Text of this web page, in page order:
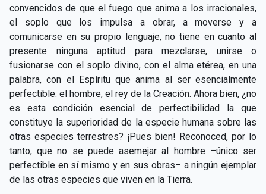
convencidos de que el fuego que anima a los irracionales,
el soplo que los impulsa a obrar, a moverse y a
comunicarse en su propio lenguaje, no tiene en cuanto al
presente ninguna aptitud para mezclarse, unirse o
fusionarse con el soplo divino, con el alma etérea, en una
palabra, con el Espíritu que anima al ser esencialmente
perfectible: el hombre, el rey de la Creación. Ahora bien, ¿no
es esta condición esencial de perfectibilidad la que
constituye la superioridad de la especie humana sobre las
otras especies terrestres? ¡Pues bien! Reconoced, por lo
tanto, que no se puede asemejar al hombre –único ser
perfectible en sí mismo y en sus obras– a ningún ejemplar
de las otras especies que viven en la Tierra.